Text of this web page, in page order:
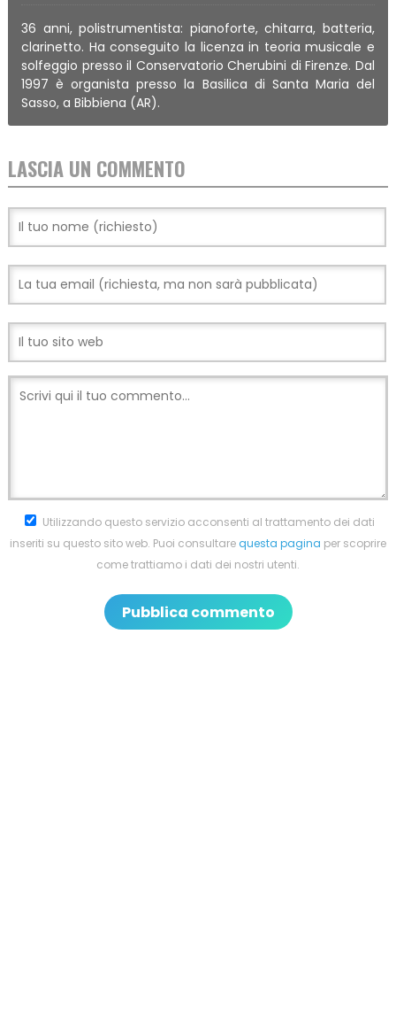
36 anni, polistrumentista: pianoforte, chitarra, batteria,
clarinetto. Ha conseguito la licenza in teoria musicale e
solfeggio presso il Conservatorio Cherubini di Firenze. Dal
1997 è organista presso la Basilica di Santa Maria del
Sasso, a Bibbiena (AR).
LASCIA UN COMMENTO
Utilizzando questo servizio acconsenti al trattamento dei dati
inseriti su questo sito web. Puoi consultarequesta pagina per scoprire
come trattiamo i dati dei nostri utenti.